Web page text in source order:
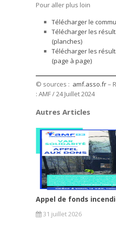
Pour aller plus loin
Télécharger le
Télécharger les
(planches)
Télécharger les
(page à page)
© sources : amf.asso.fr–
: AMF / 24 Juillet 2024
Autres Articles
Appel de fonds
31 juillet 2026